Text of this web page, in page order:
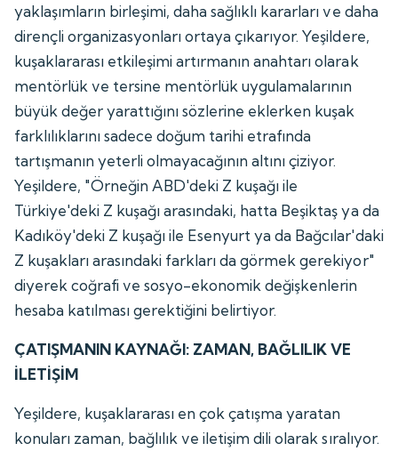
yaklaşımların birleşimi, daha sağlıklı kararları ve daha
dirençli organizasyonları ortaya çıkarıyor. Yeşildere,
kuşaklararası etkileşimi artırmanın anahtarı olarak
mentörlük ve tersine mentörlük uygulamalarının
büyük değer yarattığını sözlerine eklerken kuşak
farklılıklarını sadece doğum tarihi etrafında
tartışmanın yeterli olmayacağının altını çiziyor.
Yeşildere, "Örneğin ABD'deki Z kuşağı ile
Türkiye'deki Z kuşağı arasındaki, hatta Beşiktaş ya da
Kadıköy'deki Z kuşağı ile Esenyurt ya da Bağcılar'daki
Z kuşakları arasındaki farkları da görmek gerekiyor"
diyerek coğrafi ve sosyo-ekonomik değişkenlerin
hesaba katılması gerektiğini belirtiyor.
ÇATIŞMANIN KAYNAĞI: ZAMAN, BAĞLILIK VE
İLETİŞİM
Yeşildere, kuşaklararası en çok çatışma yaratan
konuları zaman, bağlılık ve iletişim dili olarak sıralıyor.